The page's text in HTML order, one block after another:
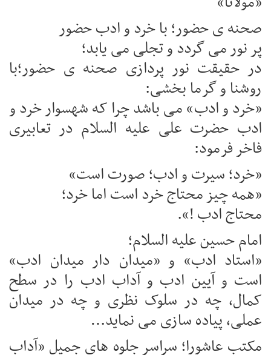
صحنه ی حضور؛ با خرد و ادب حضور
پر نور می گردد و تجلی می یابد؛
در حقیقت نور پردازی صحنه ی حضور؛با
روشنا و گرما بخشی:
«خرد و ادب» می باشد چرا که شهسوار خرد و
ادب حضرت علی علیه السلام در تعابیری
فاخر فرمود:
«خرد؛ سیرت و ادب؛ صورت است»
«همه چیز محتاج خرد است اما خرد؛
محتاج ادب !».
امام حسین علیه السلام؛
«استاد ادب» و «میدان دار میدان ادب»
است و آیین ادب و آداب ادب را در سطح
کمال، چه در سلوک نظری و چه در میدان
عملی، پیاده سازی می نماید…
مکتب عاشورا؛ سراسر جلوه های جمیل «آداب